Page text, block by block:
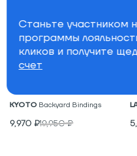
Крепления для вейкборда
KYOTO Backyard Bindings
9,970 ₽19,950₽
Станьте участником
программы
кликов и получите
счет